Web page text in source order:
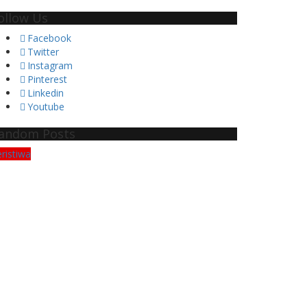
Us
Facebook
Twitter
Instagram
Pinterest
Linkedin
Youtube
Posts